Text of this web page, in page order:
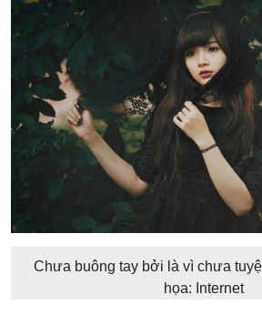
Chưa buông tay bởi là vì chưa
họa: Internet